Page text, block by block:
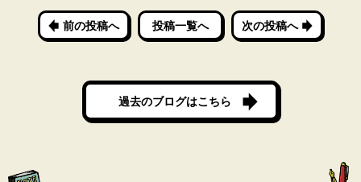
前の投稿へ 投稿一覧へ 次の投稿へ
過去のブログはこちら